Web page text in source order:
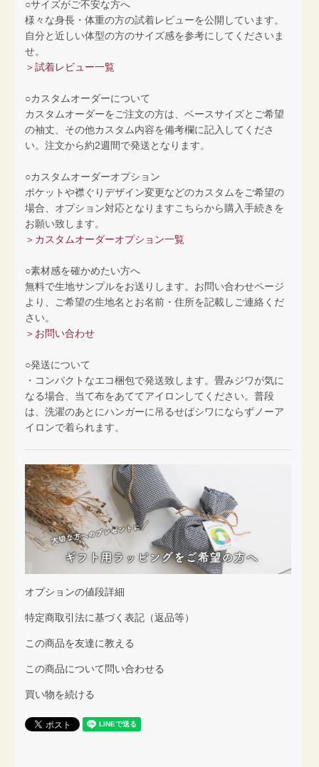
○サイズがご不安な方へ
様々な身長・体重の方の試着レビューを公開しています。
自分と近しい体型の方のサイズ感を参考にしてくださいま
せ。
＞試着レビュー一覧
○カスタムオーダーについて
カスタムオーダーをご注文の方は、ベースサイズとご希望
の袖丈、その他カスタム内容を備考欄に記入してくださ
い。注文から約2週間で発送となります。
○カスタムオーダーオプション
ポケットや襟ぐりデザイン変更などのカスタムをご希望の
場合、オプション対応となりますこちらから購入手続きを
お願い致します。
＞カスタムオーダーオプション一覧
○素材感を確かめたい方へ
無料で生地サンプルをお送りします。お問い合わせページ
より、ご希望の生地名とお名前・住所を記載しご連絡くだ
さい。
＞お問い合わせ
○発送について
・コンパクトなエコ梱包で発送致します。畳みジワが気に
なる場合、当て布をあててアイロンしてください。普段
は、洗濯のあとにハンガーに吊るせばシワにならずノーア
イロンで着られます。
オプションの値段詳細
特定商取引法に基づく表記（返品等）
この商品を友達に教える
この商品について問い合わせる
買い物を続ける